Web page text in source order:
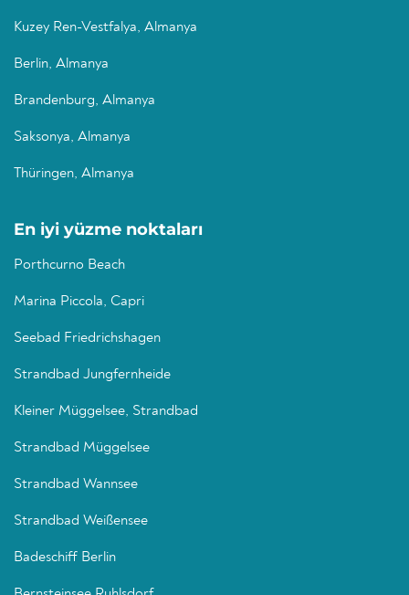
Kuzey Ren-Vestfalya, Almanya
Berlin, Almanya
Brandenburg, Almanya
Saksonya, Almanya
Thüringen, Almanya
En iyi yüzme noktaları
Porthcurno Beach
Marina Piccola, Capri
Seebad Friedrichshagen
Strandbad Jungfernheide
Kleiner Müggelsee, Strandbad
Strandbad Müggelsee
Strandbad Wannsee
Strandbad Weißensee
Badeschiff Berlin